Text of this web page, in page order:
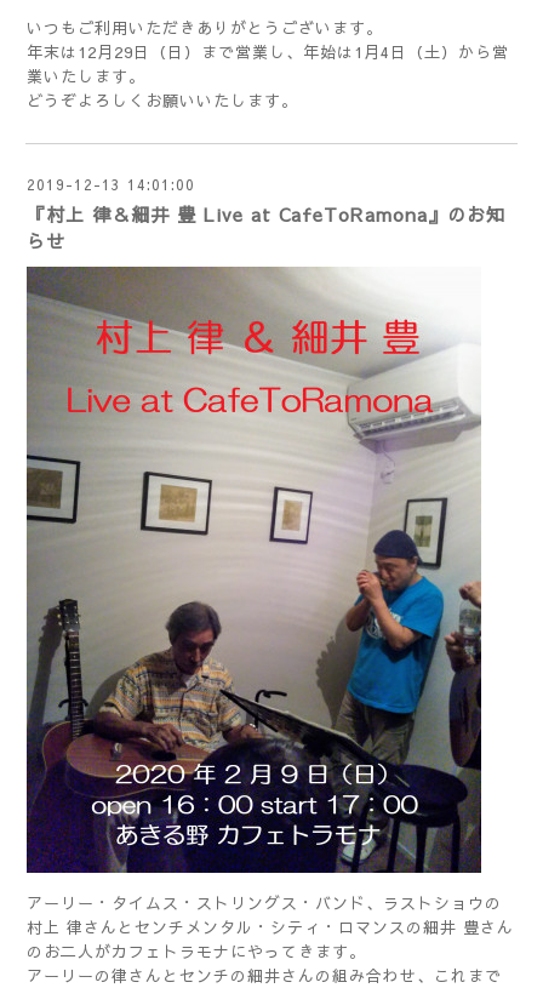
いつもご利用いただきありがとうございます。
年末は12月29日（日）まで営業し、年始は1月4日（土）から営
業いたします。
どうぞよろしくお願いいたします。
2019-12-13 14:01:00
『村上 律＆細井 豊 Live at CafeToRamona』のお知
らせ
アーリー・タイムス・ストリングス・バンド、ラストショウの
村上 律さんとセンチメンタル・シティ・ロマンスの細井 豊さん
のお二人がカフェトラモナにやってきます。
アーリーの律さんとセンチの細井さんの組み合わせ、これまで